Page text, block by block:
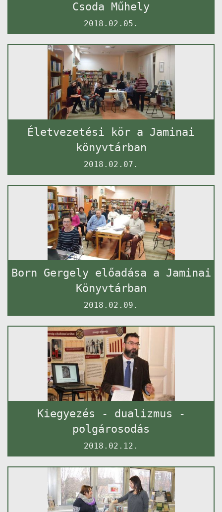
Csoda Műhely
2018.02.05.
Életvezetési kör a Jaminai
könyvtárban
2018.02.07.
Born Gergely előadása a Jaminai
Könyvtárban
2018.02.09.
Kiegyezés - dualizmus -
polgárosodás
2018.02.12.